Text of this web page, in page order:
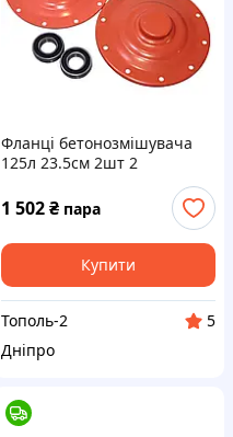
Фланці бетонозмішувача
125л 23.5см 2шт 2
1 502₴ пара
Купити
Тополь-2
5
Дніпро